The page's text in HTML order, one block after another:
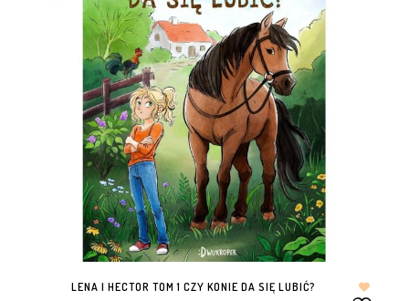
LENA I HECTOR TOM 1 CZY KONIE DA SIĘ LUBIĆ?